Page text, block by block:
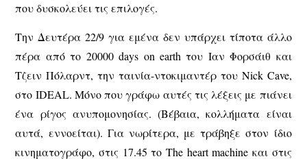
που δυσκολεύει τις επιλογές.
Την Δευτέρα 22/9 για εμένα δεν υπάρχει τίποτα άλλο
πέρα από το 20000 days on earth του Ιαν Φορσάιθ και
Τζειν Πόλαρντ, την ταινία-ντοκιμαντέρ του Nick Cave,
στο IDEAL. Μόνο που γράφω αυτές τις λέξεις με πιάνει
ένα ρίγος ανυπομονησίας. (Βέβαια, κολλήματα είναι
αυτά, εννοείται). Για νωρίτερα, με τράβηξε στον ίδιο
κινηματογράφο, στις 17.45 το The heart machine και στις